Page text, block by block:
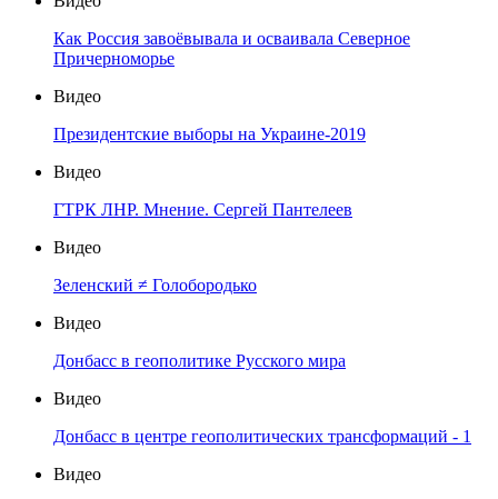
Как Россия завоёвывала и осваивала Северное
Причерноморье
Видео
Президентские выборы на Украине-2019
Видео
ГТРК ЛНР. Мнение. Сергей Пантелеев
Видео
Зеленский ≠ Голобородько
Видео
Донбасс в геополитике Русского мира
Видео
Донбасс в центре геополитических трансформаций - 1
Видео